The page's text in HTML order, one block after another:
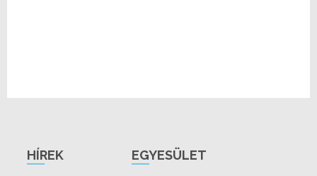
HÍREK EGYESÜLET